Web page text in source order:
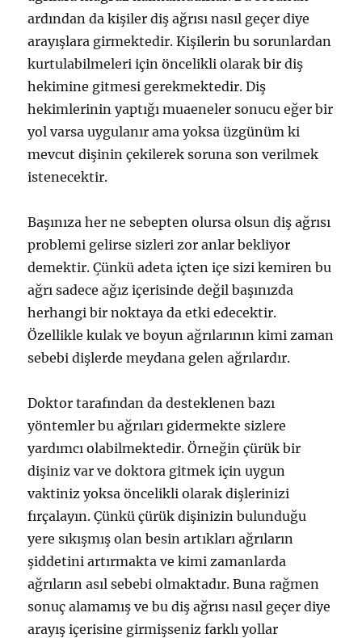
ardından da kişiler diş ağrısı nasıl geçer diye
arayışlara girmektedir. Kişilerin bu sorunlardan
kurtulabilmeleri için öncelikli olarak bir diş
hekimine gitmesi gerekmektedir. Diş
hekimlerinin yaptığı muaeneler sonucu eğer bir
yol varsa uygulanır ama yoksa üzgünüm ki
mevcut dişinin çekilerek soruna son verilmek
istenecektir.
Başınıza her ne sebepten olursa olsun diş ağrısı
problemi gelirse sizleri zor anlar bekliyor
demektir. Çünkü adeta içten içe sizi kemiren bu
ağrı sadece ağız içerisinde değil başınızda
herhangi bir noktaya da etki edecektir.
Özellikle kulak ve boyun ağrılarının kimi zaman
sebebi dişlerde meydana gelen ağrılardır.
Doktor tarafından da desteklenen bazı
yöntemler bu ağrıları gidermekte sizlere
yardımcı olabilmektedir. Örneğin çürük bir
dişiniz var ve doktora gitmek için uygun
vaktiniz yoksa öncelikli olarak dişlerinizi
fırçalayın. Çünkü çürük dişinizin bulunduğu
yere sıkışmış olan besin artıkları ağrıların
şiddetini artırmakta ve kimi zamanlarda
ağrıların asıl sebebi olmaktadır. Buna rağmen
sonuç alamamış ve bu diş ağrısı nasıl geçer diye
arayış içerisine girmişseniz farklı yollar